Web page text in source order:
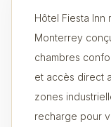
Hôtel Fiesta Inn
Monterrey
chambres
et accès direct
zones
recharge pour